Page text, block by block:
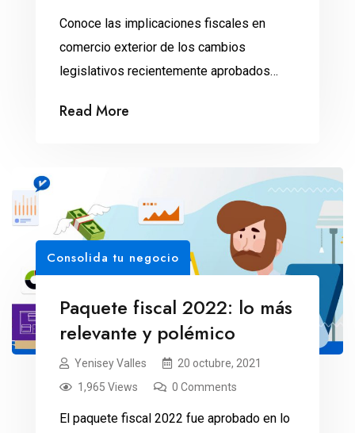
Conoce las implicaciones fiscales en
comercio exterior de los cambios
legislativos recientemente aprobados
Read More
Consolida tu negocio
Paquete fiscal 2022: lo más
relevante y polémico
Yenisey Valles
20 octubre, 2021
1,965 Views
0 Comments
El paquete fiscal 2022 fue aprobado en lo